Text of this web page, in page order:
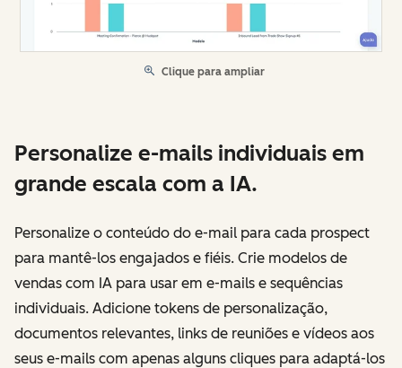
Clique para ampliar
Personalize e-mails individuais em
grande escala com a IA.
Personalize o conteúdo do e-mail para cada prospect
para mantê-los engajados e fiéis. Crie modelos de
vendas com IA para usar em e-mails e sequências
individuais. Adicione tokens de personalização,
documentos relevantes, links de reuniões e vídeos aos
seus e-mails com apenas alguns cliques para adaptá-los